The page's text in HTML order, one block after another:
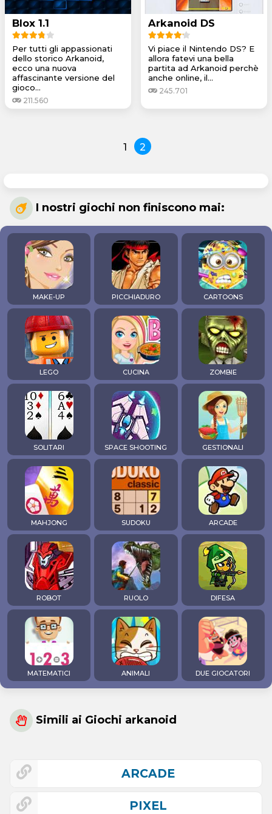
Blox 1.1
Per tutti gli appassionati
dello storico Arkanoid,
ecco una nuova
affascinante versione del
gioco...
211.560
Arkanoid DS
Vi piace il Nintendo DS? E
allora fatevi una bella
partita ad Arkanoid perchè
anche online, il...
245.701
1 2
I nostri giochi non finiscono mai:
MAKE-UP PICCHIADURO CARTOONS
LEGO CUCINA ZOMBIE
SOLITARI SPACE SHOOTING GESTIONALI
MAHJONG SUDOKU ARCADE
ROBOT RUOLO DIFESA
MATEMATICI ANIMALI DUE GIOCATORI
Simili ai Giochi arkanoid
ARCADE
PIXEL